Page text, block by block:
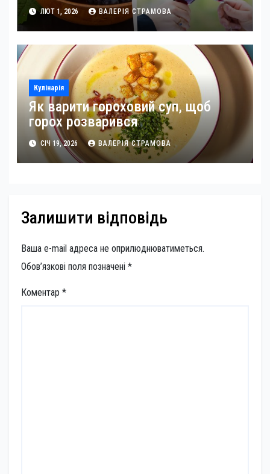
ЛЮТ 1, 2026 ВАЛЕРІЯ СТРАМОВА
Кулінарія
Як варити гороховий суп, щоб
горох розварився
СІЧ 19, 2026 ВАЛЕРІЯ СТРАМОВА
Залишити відповідь
Ваша e-mail адреса не оприлюднюватиметься.
Обов’язкові поля позначені *
Коментар *